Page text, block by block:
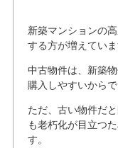
新築マンションの
する方が増えていま
中古物件は、新築
購入しやすいからで
ただ、古い物件だ
も老朽化が目立つ
す。